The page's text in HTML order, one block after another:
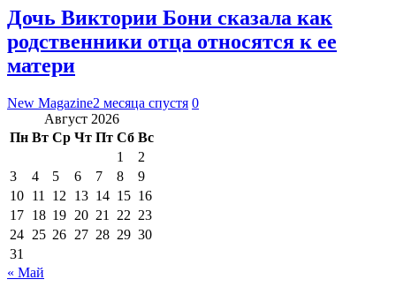
Дочь Виктории Бони сказала как
родственники отца относятся к ее
матери
New Magazine2 месяца спустя 0
Август 2026
Пн Вт Ср Чт Пт Сб Вс
1
2
3
4 5 6 7 8
9
10 11 12 13 14 15 16
17 18 19 20 21 22 23
24 25 26 27 28 29 30
31
« Май